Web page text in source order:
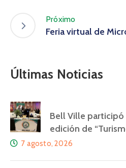
Próximo
Feria virtual de
Últimas Noticias
Bell Ville
edición de
7 agosto, 2026